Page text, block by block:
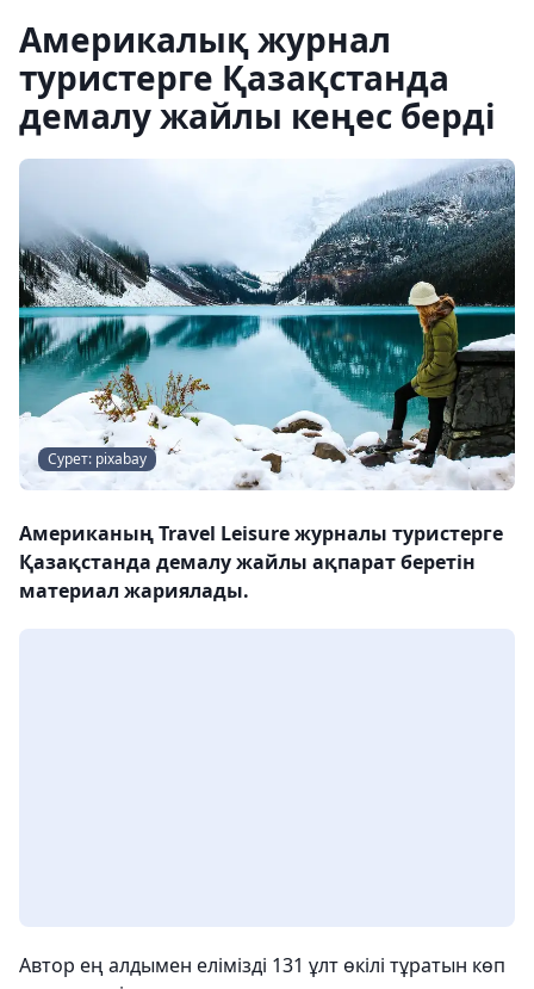
Америкалық журнал
туристерге Қазақстанда
демалу жайлы кеңес берді
Сурет: pixabay
Американың Travel Leisure журналы туристерге
Қазақстанда демалу жайлы ақпарат беретін
материал жариялады.
Автор ең алдымен елімізді 131 ұлт өкілі тұратын көп